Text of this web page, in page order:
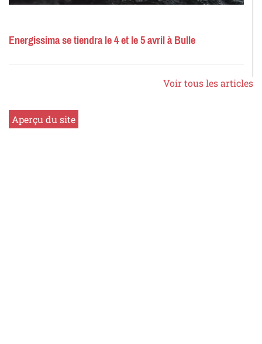
Energissima se tiendra le 4 et le 5 avril à Bulle
Voir tous les articles
Aperçu du site